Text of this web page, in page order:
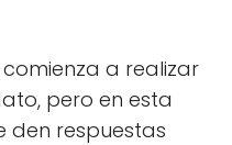
a realizar
pero en esta
den respuestas